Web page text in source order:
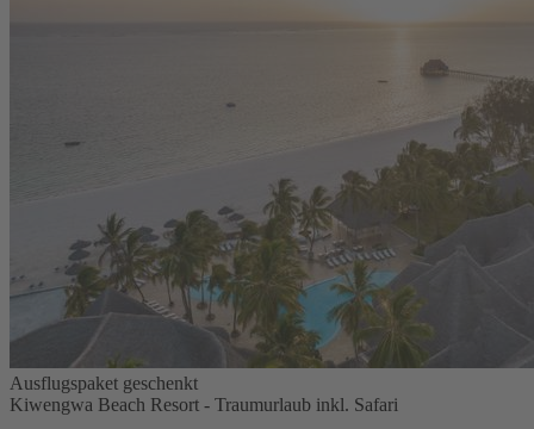
Ausflugspaket geschenkt
Kiwengwa Beach Resort - Traumurlaub inkl. Safari